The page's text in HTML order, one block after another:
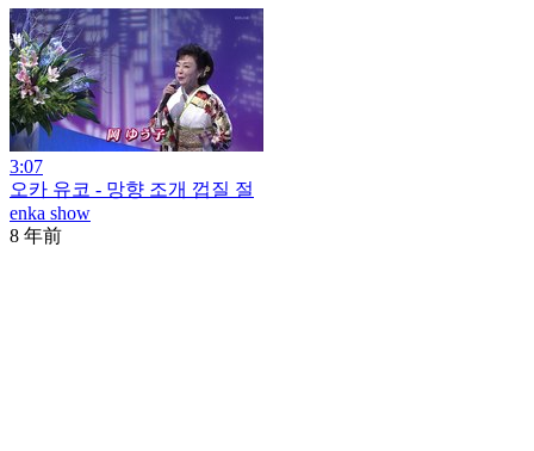
3:07
오카 유코 - 망향 조개 껍질 절
enka show
8 年前